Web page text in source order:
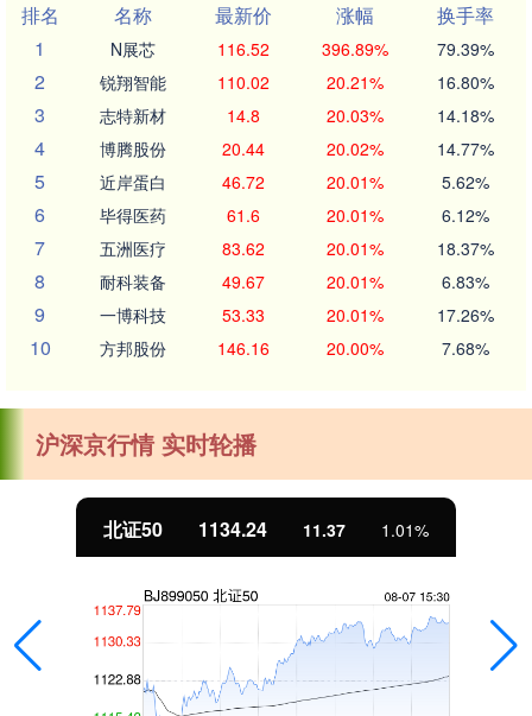
排名
名称 最新价 涨幅
换手率
1
N展芯 116.52 396.89% 79.39%
2 锐翔智能 110.02 20.21% 16.80%
3 志特新材 14.8 20.03% 14.18%
4 博腾股份 20.44 20.02% 14.77%
5 近岸蛋白 46.72 20.01% 5.62%
6 毕得医药 61.6 20.01% 6.12%
7 五洲医疗 83.62 20.01% 18.37%
8 耐科装备 49.67 20.01% 6.83%
9 一博科技 53.33 20.01% 17.26%
10 方邦股份 146.16 20.00% 7.68%
沪深京行情 实时轮播
北证50 1134.24 11.37 1.01%